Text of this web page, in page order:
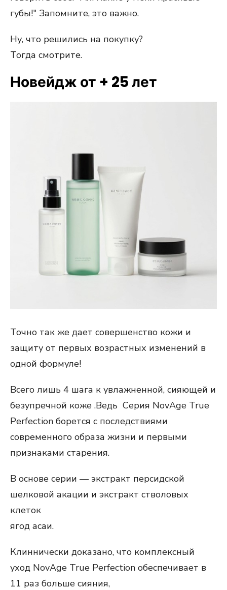
губы!" Запомните, это важно.
Ну, что решились на покупку?
Тогда смотрите.
Новейдж от + 25 лет
Точно так же дает совершенство кожи и
защиту от первых возрастных изменений в
одной формуле!
Всего лишь 4 шага к увлажненной, сияющей и
безупречной коже .Ведь Серия NovAge True
Perfection борется с последствиями
современного образа жизни и первыми
признаками старения.
В основе серии — экстракт персидской
шелковой акации и экстракт стволовых
клеток
ягод асаи.
Клиннически доказано, что комплексный
уход NovAge True Perfection обеспечивает в
11 раз больше сияния,